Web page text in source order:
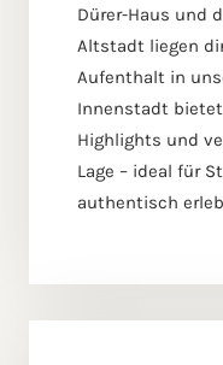
Dürer-Haus und
Altstadt liegen
Aufenthalt in
Innenstadt
Highlights und
Lage – ideal für
authentisch